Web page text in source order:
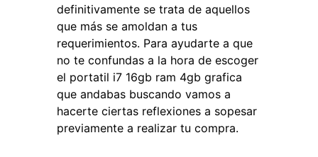
definitivamente se trata de aquellos
que más se amoldan a tus
requerimientos. Para ayudarte a que
no te confundas a la hora de escoger
el portatil i7 16gb ram 4gb grafica
que andabas buscando vamos a
hacerte ciertas reflexiones a sopesar
previamente a realizar tu compra.